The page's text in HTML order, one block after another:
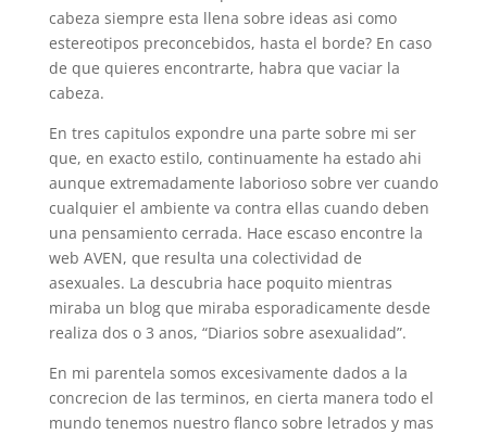
cabeza siempre esta llena sobre ideas asi­ como
estereotipos preconcebidos, hasta el borde? En caso
de que quieres encontrarte, habra que vaciar la
cabeza.
En tres capitulos expondre una parte sobre mi ser
que, en exacto estilo, continuamente ha estado ahi
aunque extremadamente laborioso sobre ver cuando
cualquier el ambiente va contra ellas cuando deben
una pensamiento cerrada. Hace escaso encontre la
web AVEN, que resulta una colectividad de
asexuales. La descubria hace poquito mientras
miraba un blog que miraba esporadicamente desde
realiza dos o 3 anos, “Diarios sobre asexualidad”.
En mi parentela somos excesivamente dados a la
concrecion de las terminos, en cierta manera todo el
mundo tenemos nuestro flanco sobre letrados y mas